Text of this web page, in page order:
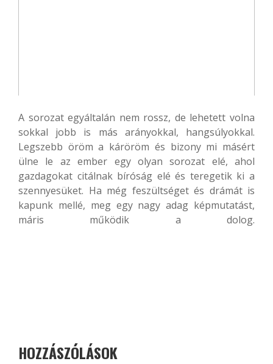
A sorozat egyáltalán nem rossz, de lehetett volna
sokkal jobb is más arányokkal, hangsúlyokkal.
Legszebb öröm a káröröm és bizony mi másért
ülne le az ember egy olyan sorozat elé, ahol
gazdagokat citálnak bíróság elé és teregetik ki a
szennyesüket. Ha még feszültséget és drámát is
kapunk mellé, meg egy nagy adag képmutatást,
máris működik a dolog.
HOZZÁSZÓLÁSOK